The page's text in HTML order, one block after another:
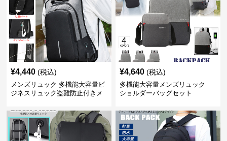
¥4,440 (税込)
メンズリュック 多機能大容量ビ
ジネスリュック盗難防止付きメ
¥4,640 (税込)
多機能大容量メンズリュック
ショルダーバッグセット